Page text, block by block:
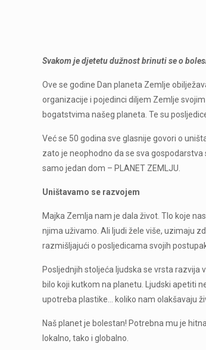
Svakom je djetetu dužnost brinuti se o
Ove se godine Dan planeta Zemlje
organizacije i pojedinci diljem Zemlje
bogatstvima našeg planeta. Te su
Već se 50 godina sve glasnije govori o
zato je neophodno da se sva
samo jedan dom – PLANET ZEMLJU.
Uništavamo se razvojem
Majka Zemlja nam je dala život. Tlo koje
njima uživamo. Ali ljudi žele više, uzimaju
razmišljajući o posljedicama svojih
Posljednjih stoljeća ljudska se vrsta
bilo koji kutkom na planetu. Ljudski apetiti
upotreba plastike… koliko nam olakšavaju
Naš planet je bolestan! Potrebna mu je
lokalno, tako i globalno.